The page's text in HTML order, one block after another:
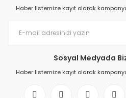
Haber listemize kayıt olarak
Sosyal Medyada
Haber listemize kayıt olarak